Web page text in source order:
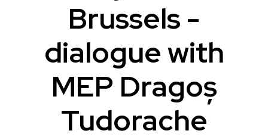
Brussels -
dialogue with
MEP Dragoș
Tudorache